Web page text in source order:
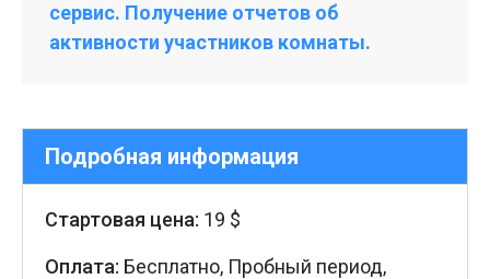
сервис. Получение отчетов об
активности участников комнаты.
Подробная информация
Стартовая цена: 19 $
Оплата: Бесплатно, Пробный период,